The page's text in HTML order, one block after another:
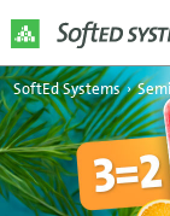
SoftEd Systems ›